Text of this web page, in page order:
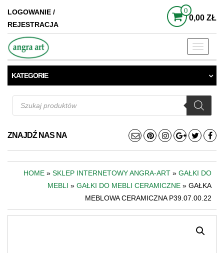
LOGOWANIE /
REJESTRACJA
0
0,00 ZŁ
Toggle
KATEGORIE
Wyszukiwarka
produktów
ZNAJDŹ NAS NA
HOME » SKLEP INTERNETOWY ANGRA-ART » GAŁKI DO
MEBLI » GAŁKI DO MEBLI CERAMICZNE » GAŁKA
MEBLOWA CERAMICZNA P39.07.00.22